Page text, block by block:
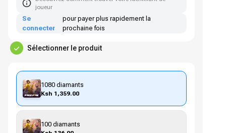
joueur
Se
connecter
pour payer plus rapidement la
prochaine fois
Sélectionner le produit
1080 diamants
Ksh 1,359.00
100 diamants